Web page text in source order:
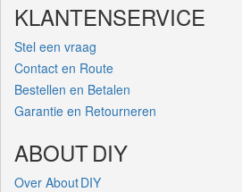
KLANTENSERVICE
Stel een vraag
Contact en Route
Bestellen en Betalen
Garantie en Retourneren
ABOUT DIY
Over About DIY